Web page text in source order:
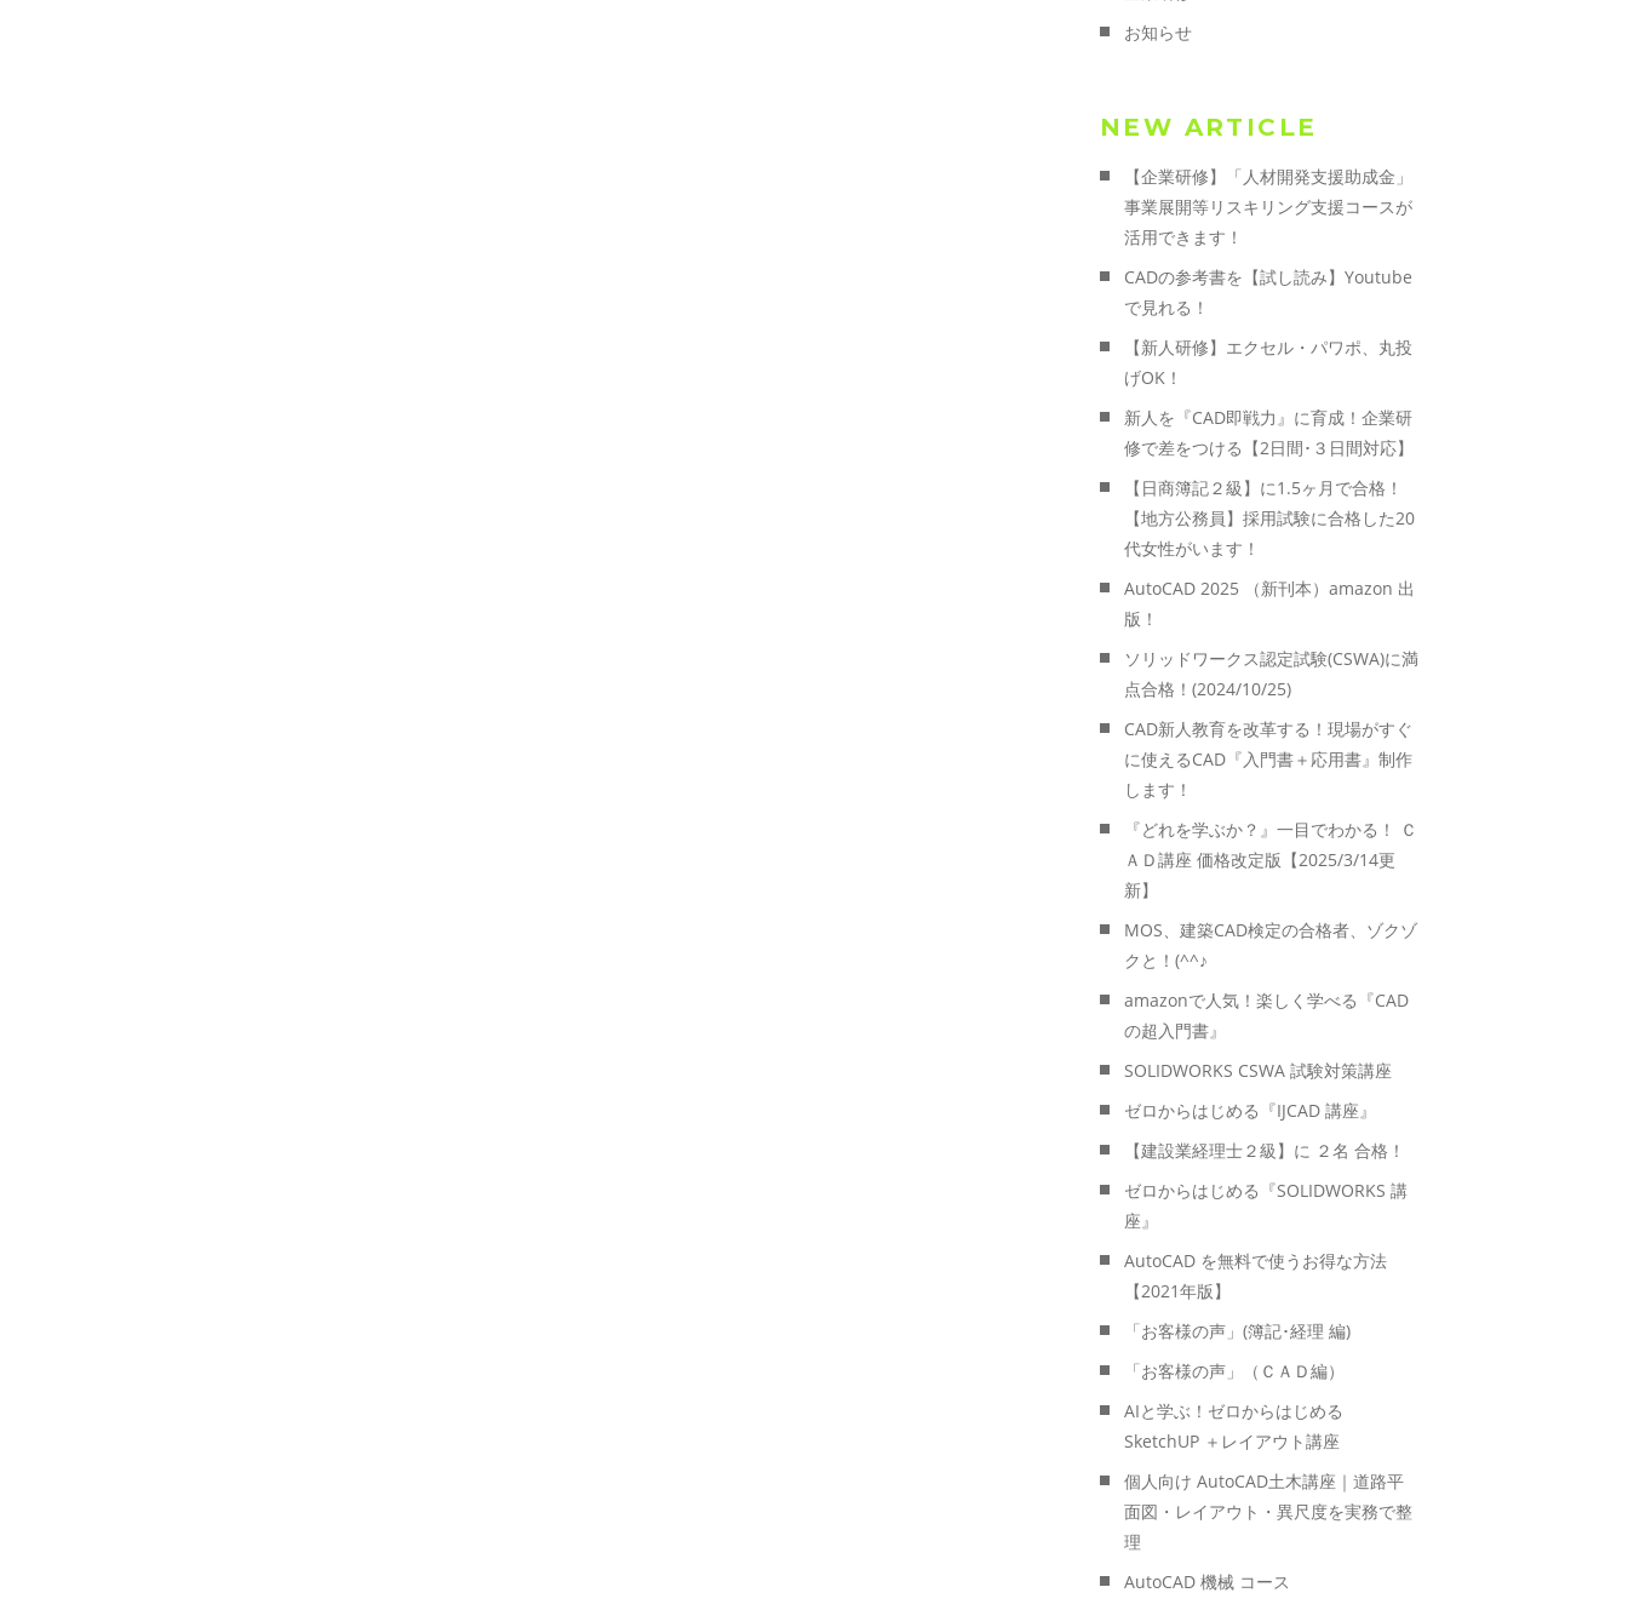
お知らせ
NEW ARTICLE
【企業研修】「人材開発支援助成金」
事業展開等リスキリング支援コースが
活用できます！
CADの参考書を【試し読み】Youtube
で見れる！
【新人研修】エクセル・パワポ、丸投
げOK！
新人を『CAD即戦力』に育成！企業研
修で差をつける【2日間･３日間対応】
【日商簿記２級】に1.5ヶ月で合格！
【地方公務員】採用試験に合格した20
代女性がいます！
AutoCAD 2025 （新刊本）amazon 出
版！
ソリッドワークス認定試験(CSWA)に満
点合格！(2024/10/25)
CAD新人教育を改革する！現場がすぐ
に使えるCAD『入門書＋応用書』制作
します！
『どれを学ぶか？』一目でわかる！ Ｃ
ＡＤ講座 価格改定版【2025/3/14更
新】
MOS、建築CAD検定の合格者、ゾクゾ
クと！(^^♪
amazonで人気！楽しく学べる『CAD
の超入門書』
SOLIDWORKS CSWA 試験対策講座
ゼロからはじめる『IJCAD 講座』
【建設業経理士２級】に ２名 合格！
ゼロからはじめる『SOLIDWORKS 講
座』
AutoCAD を無料で使うお得な方法
【2021年版】
「お客様の声」(簿記･経理 編)
「お客様の声」（ＣＡＤ編）
AIと学ぶ！ゼロからはじめる
SketchUP ＋レイアウト講座
個人向け AutoCAD土木講座｜道路平
面図・レイアウト・異尺度を実務で整
理
AutoCAD 機械 コース